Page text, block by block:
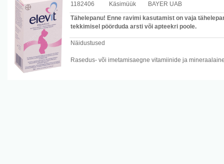
1182406 Käsimüük
BAYER UAB
Tähelepanu! Enne ravimi kasutamist on vaja
tekkimisel pöörduda arsti või apteekri poole.
Näidustused
Rasedus- või imetamisaegne vitamiinide ja